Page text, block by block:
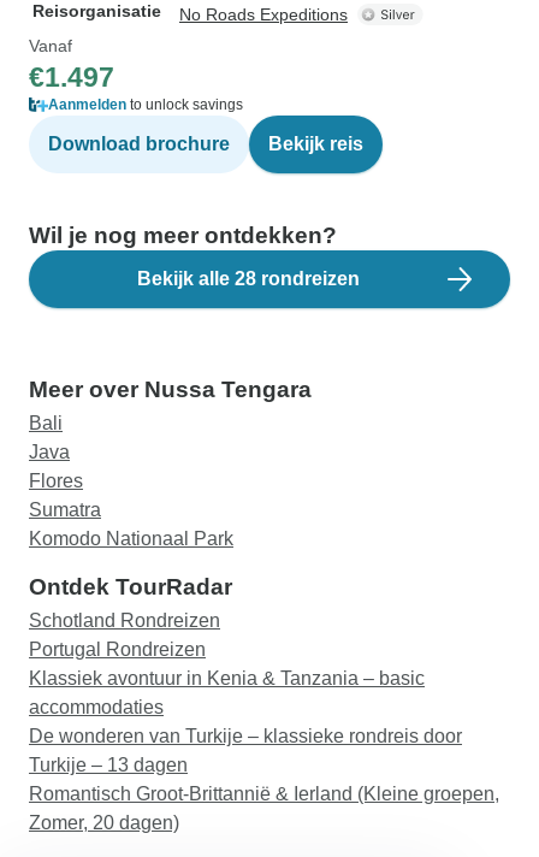
Reisorganisatie
No Roads Expeditions
Vanaf
€1.497
Aanmelden to unlock savings
Download brochure Bekijk reis
Wil je nog meer ontdekken?
Bekijk alle 28 rondreizen
Meer over Nussa Tengara
Bali
Java
Flores
Sumatra
Komodo Nationaal Park
Ontdek TourRadar
Schotland Rondreizen
Portugal Rondreizen
Klassiek avontuur in Kenia & Tanzania – basic
accommodaties
De wonderen van Turkije – klassieke rondreis door
Turkije – 13 dagen
Romantisch Groot-Brittannië & Ierland (Kleine groepen,
Zomer, 20 dagen)